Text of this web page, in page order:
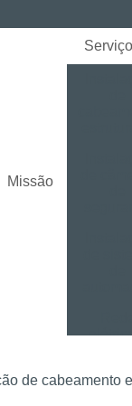
Missão
de cabeamento